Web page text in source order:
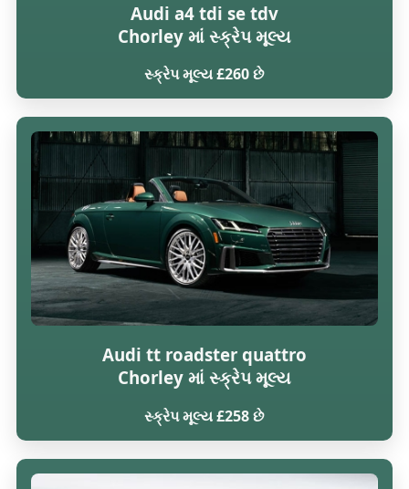
Audi a4 tdi se tdv
Chorley માં સ્ક્રેપ મૂલ્ય
સ્ક્રેપ મૂલ્ય £260 છે
Audi tt roadster quattro
Chorley માં સ્ક્રેપ મૂલ્ય
સ્ક્રેપ મૂલ્ય £258 છે